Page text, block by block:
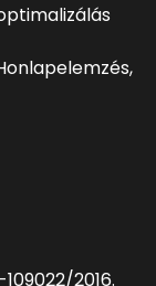
2016.